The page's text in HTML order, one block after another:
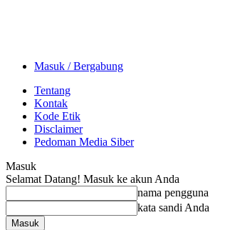
Masuk / Bergabung
Tentang
Kontak
Kode Etik
Disclaimer
Pedoman Media Siber
Masuk
Selamat Datang! Masuk ke akun Anda
nama pengguna
kata sandi Anda